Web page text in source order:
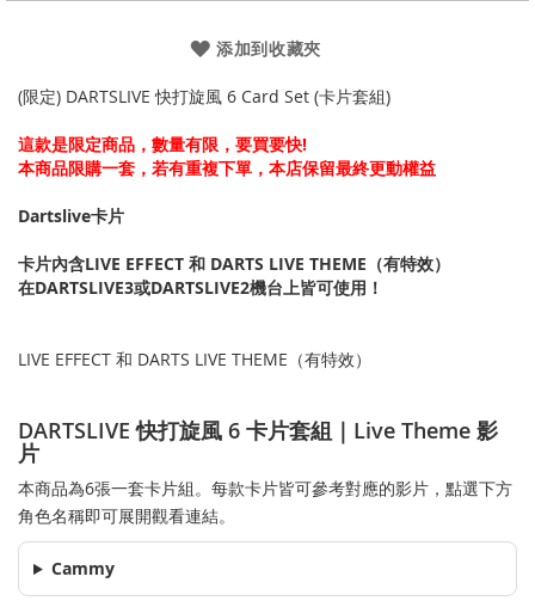
添加到收藏夾
(限定) DARTSLIVE 快打旋風 6 Card Set (卡片套組)
這款是限定商品，數量有限，要買要快!
本商品限購一套，若有重複下單，本店保留最終更動權益
Dartslive卡片
卡片內含LIVE EFFECT 和 DARTS LIVE THEME（有特效）
在DARTSLIVE3或DARTSLIVE2機台上皆可使用！
LIVE EFFECT 和 DARTS LIVE THEME（有特效）
DARTSLIVE 快打旋風 6 卡片套組｜Live Theme 影
片
本商品為6張一套卡片組。每款卡片皆可參考對應的影片，點選下方
角色名稱即可展開觀看連結。
Cammy